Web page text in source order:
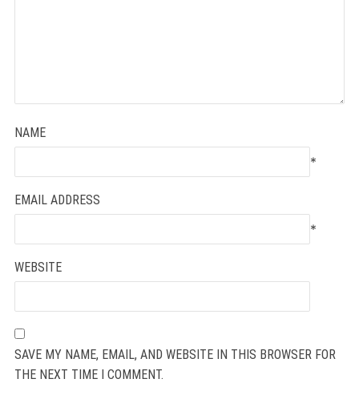
NAME
*
EMAIL ADDRESS
*
WEBSITE
SAVE MY NAME, EMAIL, AND WEBSITE IN THIS BROWSER FOR
THE NEXT TIME I COMMENT.